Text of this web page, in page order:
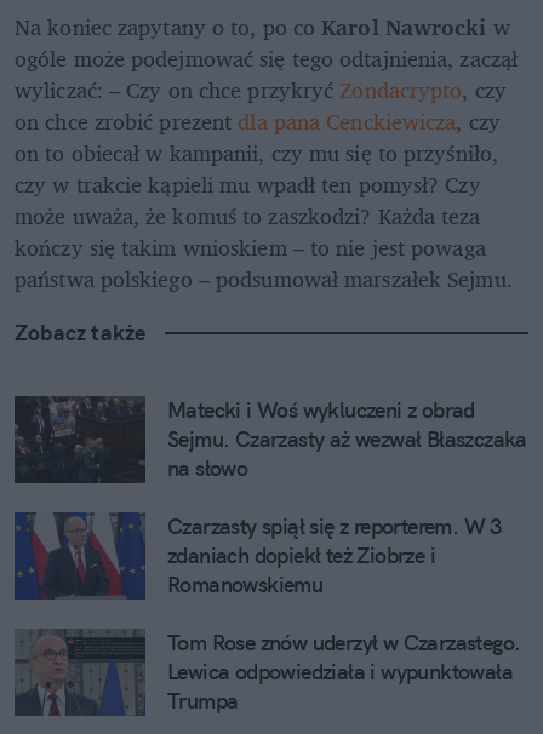
Na koniec zapytany o to, po co Karol Nawrocki w
ogóle może podejmować się tego odtajnienia, zaczął
wyliczać: – Czy on chce przykryć Zondacrypto, czy
on chce zrobić prezent dla pana Cenckiewicza, czy
on to obiecał w kampanii, czy mu się to przyśniło,
czy w trakcie kąpieli mu wpadł ten pomysł? Czy
może uważa, że komuś to zaszkodzi? Każda teza
kończy się takim wnioskiem – to nie jest powaga
państwa polskiego – podsumował marszałek Sejmu.
Zobacz także
Matecki i Woś wykluczeni z obrad
Sejmu. Czarzasty aż wezwał Błaszczaka
na słowo
Czarzasty spiął się z reporterem. W 3
zdaniach dopiekł też Ziobrze i
Romanowskiemu
Tom Rose znów uderzył w Czarzastego.
Lewica odpowiedziała i wypunktowała
Trumpa